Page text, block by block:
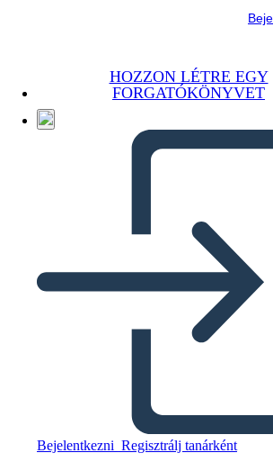
HOZZON LÉTRE EGY
FORGATÓKÖNYVET
Bejelentkezni Regisztrálj tanárként
Boys Esempio
di Trama